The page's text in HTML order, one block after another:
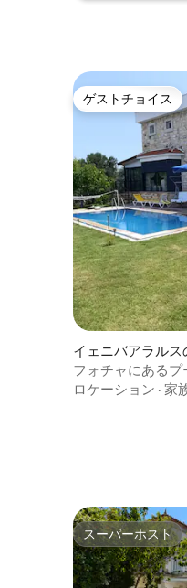
ゲストチョイス
ゲストチョイス
イェニバアラルス
フォチャにある
造りの家。
ロケーション · 家
スーパーホスト
スーパーホスト